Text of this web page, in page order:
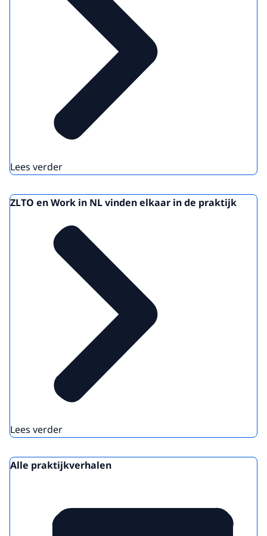
Lees verder
ZLTO en Work in NL vinden elkaar in de praktijk
Lees verder
Alle praktijkverhalen